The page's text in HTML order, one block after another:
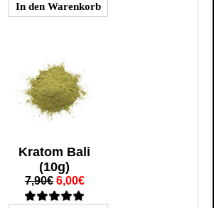
Kratom Bali
(10g)
7,90€ 6,00€